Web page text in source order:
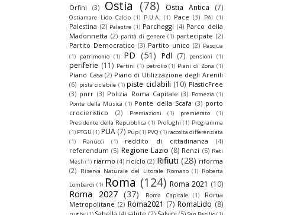
Orfini (3) Ostia (78) Ostia Antica (7)
Ostiamare Lido Calcio (1) P.U.A. (1) Pace (3) PAI (1)
Palestina (2) Palestre (1) Parcheggi (4) Parco della
Madonnetta (2) parità di genere (1) partecipate (2)
Partito Democratico (3) Partito unico (2) Pasqua
(1)
patrimonio (1) PD (51) Pdl (7) pensioni (1)
periferie (11) Pertini (1) petrolio (1) Piani di Zona (1)
Piano Casa (2) Piano di Utilizzazione degli Arenili
(6) pista ciclabile (1) piste ciclabili (10) PlasticFree
(3) pnrr (3) Polizia Roma Capitale (3) Pomezia (1)
Ponte della Musica (1) Ponte della Scafa (3) porto
crocieristico
(2) Premiazioni (1) premierato
(1)
Presidente della Repubblica (1) Profughi (1) Programma
(1) PTGU (1) PUA (7) Pup(1) PVQ (1) raccolta differenziata
(1)
Ranucci (1) reddito di cittadinanza
(4)
referendum (5) Regione Lazio (8) Renzi (5) Reti
Mesh (1) riarmo (4) riciclo (2) Rifiuti (28) riforma
(2)
Riserva Naturale del Litorale Romano (1) Roberta
Lombardi (1) Roma (124) Roma 2021 (10)
Roma 2027 (37) Roma Capitale (1)
Roma
Metropolitane (2) Roma2021 (7) RomaLido (8)